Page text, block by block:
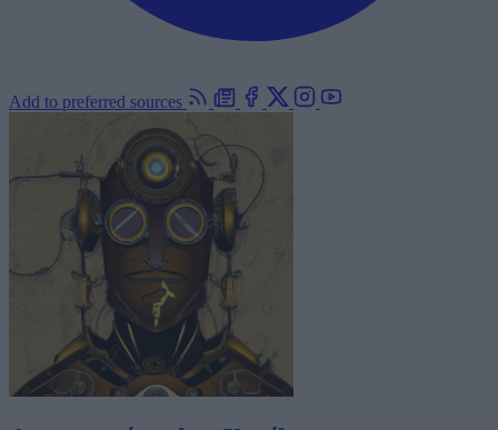
Add to preferred sources